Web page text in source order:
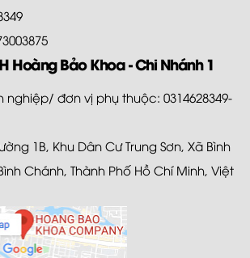
Hoàng Bảo Khoa - Chi Nhánh 1
nghiệp/ đơn vị phụ thuộc: 0314628349-
1B, Khu Dân Cư Trung Sơn, Xã Bình
Chánh, Thành Phố Hồ Chí Minh, Việt